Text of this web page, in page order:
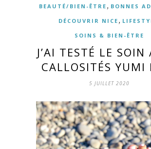
BEAUTÉ/BIEN-ÊTRE , BONNES
DÉCOUVRIR NICE ,
SOINS & BIEN-ÊTRE
J’AI TESTÉ LE SOIN
CALLOSITÉS YUMI
5 JUILLET 2020